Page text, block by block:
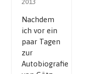
Nachdem
ich vor ein
paar Tagen
zur
Autobiografie